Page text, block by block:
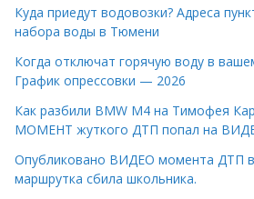
Куда приедут водовозки? Адреса
набора воды в Тюмени
Когда отключат горячую воду в
График опрессовки — 2026
Как разбили BMW M4 на Тимофея
МОМЕНТ жуткого ДТП попал на
Опубликовано ВИДЕО момента ДТП
маршрутка сбила школьника.